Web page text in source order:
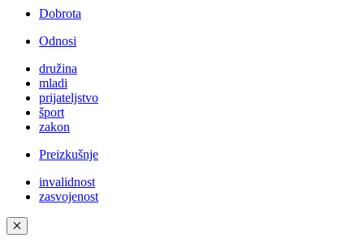
Dobrota
Odnosi
družina
mladi
prijateljstvo
šport
zakon
Preizkušnje
invalidnost
zasvojenost
✕